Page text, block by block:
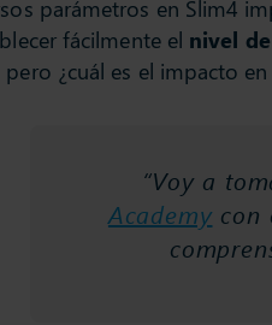
parámetros en Slim4
fácilmente el nivel
pero ¿cuál es el impacto
“Voy a
Academy con